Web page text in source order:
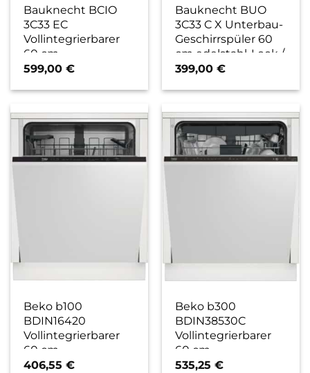
Bauknecht BCIO
3C33 EC
Vollintegrierbarer
60 cm
Geschirrspüler / D
599,00€
Bauknecht BUO
3C33 C X Unterbau-
Geschirrspüler 60
cm edelstahl-Look /
D
399,00€
Beko b100
BDIN16420
Vollintegrierbarer
60 cm
Geschirrspüler / E
406,55€
Beko b300
BDIN38530C
Vollintegrierbarer
60 cm
Geschirrspüler / D
535,25€